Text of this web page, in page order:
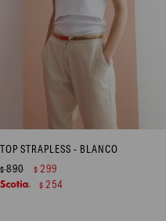
TOP STRAPLESS - BLANCO
$890 $ 299
$ 254